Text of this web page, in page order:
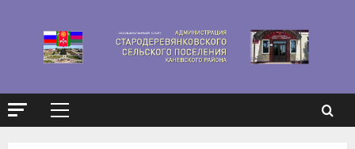
содержимому
Основное